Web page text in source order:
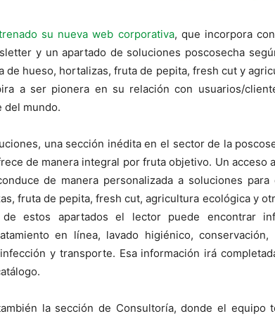
su nueva web corporativa, que incorpora
y un apartado de soluciones poscosecha
de hueso, hortalizas, fruta de pepita, fresh cut y
a ser pionera en su relación con usuarios/
del mundo.
una sección inédita en el sector de la
de manera integral por fruta objetivo. Un acceso
de manera personalizada a soluciones
fruta de pepita, fresh cut, agricultura ecológica y
estos apartados el lector puede encontrar
en línea, lavado higiénico, conservación,
y transporte. Esa información irá
la sección de Consultoría, donde el equipo